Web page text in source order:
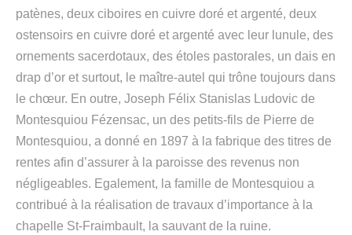
patènes, deux ciboires en cuivre doré et argenté, deux
ostensoirs en cuivre doré et argenté avec leur lunule, des
ornements sacerdotaux, des étoles pastorales, un dais en
drap d’or et surtout, le maître-autel qui trône toujours dans
le chœur. En outre, Joseph Félix Stanislas Ludovic de
Montesquiou Fézensac, un des petits-fils de Pierre de
Montesquiou, a donné en 1897 à la fabrique des titres de
rentes afin d’assurer à la paroisse des revenus non
négligeables. Egalement, la famille de Montesquiou a
contribué à la réalisation de travaux d’importance à la
chapelle St-Fraimbault, la sauvant de la ruine.